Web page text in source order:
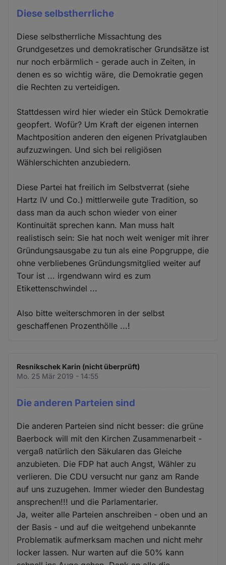
Diese selbstherrliche
Diese selbstherrliche Missachtung des
Grundgesetzes und demokratischer Grundsätze ist
nur noch erbärmlich - gerade auch in Zeiten, in
denen es so wichtig wäre, die Demokratie gegen
die Rechten zu verteidigen.
Stattdessen wird hier wieder ein Stück Demokratie
geopfert. Wofür? Um Kraft der eigenen internen
Machtposition anderen den eigenen Privatglauben
aufzuzwingen. Und sich bei religiösen
Wählerschichten anzubiedern.
Diese Partei hat freilich im Selbstverrat (siehe
Hartz IV und Co.) mittlerweile gute Tradition, so
dass man da auch schon wieder von einer
Kontinuität sprechen kann. Man muss halt
realistisch sein: Sie hat noch weit weniger mit ihrer
Gründungsausgabe zu tun als eine Popgruppe, die
ohne verbliebenes Gründungsmitglied weiter auf
Tour ist ... irgendwann wird es zum
Etikettenschwindel ...
Also bitte weiterschmoren in der selbst
geschaffenen Prozenthölle ...!
Resnikschek Karin (nicht überprüft)
Mo. 25 Mär 2019 - 14:55
Die anderen Parteien sind
Die anderen Parteien sind nicht besser: die grüne
Baerbock will mit den Kirchen Zusammenarbeit -
vergaß natürlich den Säkularen das Gleiche
anzubieten. Die FDP hat auch Angst, Wähler zu
verlieren. Die CDU versucht nur ganz am Rande
auf uns zuzugehen. Immer wieder den Bundestag
ansprechen!!! und die Parlamentarier.
Ja, weiter alle Parteien anschreiben - oben und an
der Basis - und auf die weitgehend unbekannte
Problematik aufmerksam machen und nicht mehr
locker lassen. Nur warten auf die 50% kann